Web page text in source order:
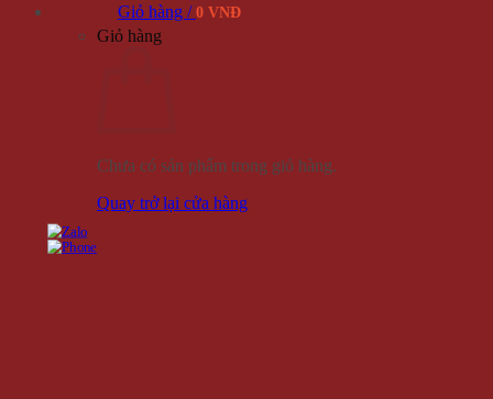
Giỏ hàng / 0 VNĐ
Giỏ hàng
Chưa có sản phẩm trong giỏ hàng.
Quay trở lại cửa hàng